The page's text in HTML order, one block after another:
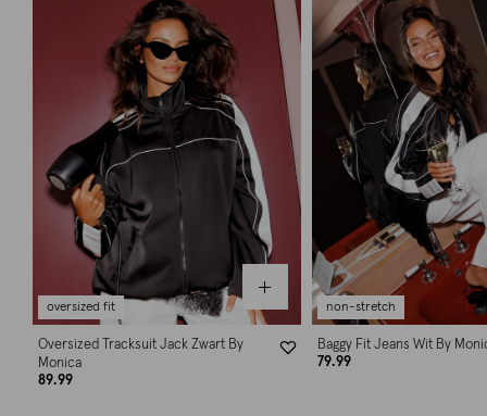
oversized fit
Oversized Tracksuit Jack Zwart By
Monica
89.99
non-stretch
Baggy Fit Jeans Wit By
79.99